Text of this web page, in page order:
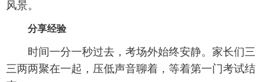
风景。
分享经验
时间一分一秒过去，考场外始终安静。家长们三
三两两聚在一起，压低声音聊着，等着第一门考试结